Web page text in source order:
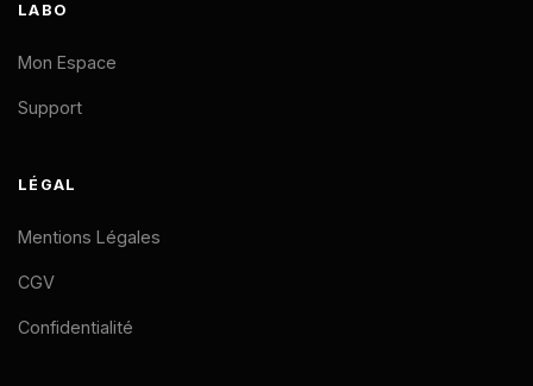
LABO
Mon Espace
Support
LÉGAL
Mentions Légales
CGV
Confidentialité